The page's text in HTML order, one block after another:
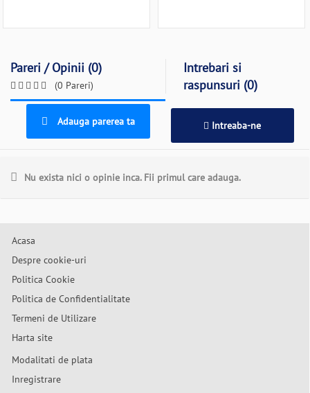
Pareri / Opinii (0)
(0 Pareri)
Intrebari si
raspunsuri (0)
Adauga parerea ta Intreaba-ne
Nu exista nici o opinie inca. Fii primul care adauga.
Acasa
Despre cookie-uri
Politica Cookie
Politica de Confidentialitate
Termeni de Utilizare
Harta site
Modalitati de plata
Inregistrare